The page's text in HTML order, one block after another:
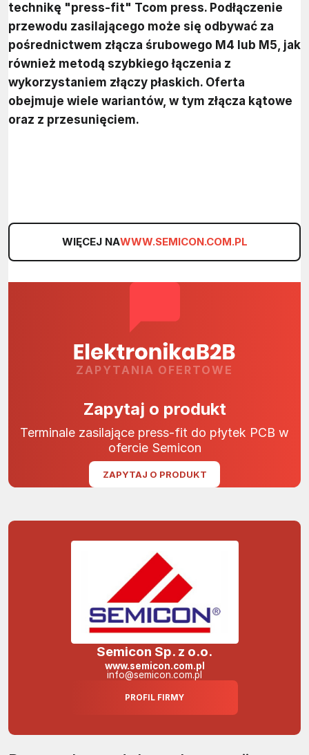
technikę "press-fit" Tcom press. Podłączenie
przewodu zasilającego może się odbywać za
pośrednictwem złącza śrubowego M4 lub M5, jak
również metodą szybkiego łączenia z
wykorzystaniem złączy płaskich. Oferta
obejmuje wiele wariantów, w tym złącza kątowe
oraz z przesunięciem.
WIĘCEJ NAWWW.SEMICON.COM.PL
ZAPYTANIA OFERTOWE
Zapytaj o produkt
Terminale zasilające press-fit do płytek PCB w
ofercie Semicon
ZAPYTAJ O PRODUKT
Semicon Sp. z o.o.
www.semicon.com.pl
info@semicon.com.pl
PROFIL FIRMY